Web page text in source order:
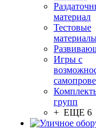
материал
Тестовые
Игры с
групп
+ ЕЩЕ 6